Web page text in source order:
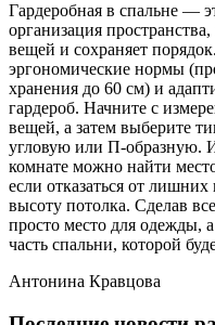
Гардеробная в спальне —
организация
вещей и сохраняет
эргономические нормы
хранения до 60 см) и
гардероб. Начните с
вещей, а затем выберите
угловую или П-образную.
комнате можно найти
если отказаться от
высоту потолка. Сделав
просто место для одежды,
часть спальни, которой
Антонина Кравцова